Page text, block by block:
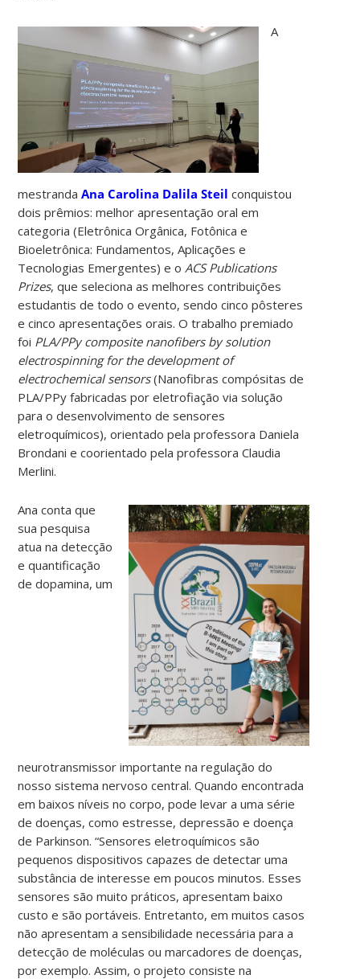
A
mestrandaAna Carolina Dalila Steil conquistou
dois prêmios: melhor apresentação oral em
categoria (Eletrônica Orgânica, Fotônica e
Bioeletrônica: Fundamentos, Aplicações e
Tecnologias Emergentes) e o ACS Publications
Prizes, que seleciona as melhores contribuições
estudantis de todo o evento, sendo cinco pôsteres
e cinco apresentações orais. O trabalho premiado
foi PLA/PPy composite nanofibers by solution
electrospinning for the development of
electrochemical sensors(Nanofibras compósitas de
PLA/PPy fabricadas por eletrofiação via solução
para o desenvolvimento de sensores
eletroquímicos), orientado pela professora Daniela
Brondani e coorientado pela professora Claudia
Merlini.
Ana conta que
sua pesquisa
atua na detecção
e quantificação
de dopamina, um
neurotransmissor importante na regulação do
nosso sistema nervoso central. Quando encontrada
em baixos níveis no corpo, pode levar a uma série
de doenças, como estresse, depressão e doença
de Parkinson. “Sensores eletroquímicos são
pequenos dispositivos capazes de detectar uma
substância de interesse em poucos minutos. Esses
sensores são muito práticos, apresentam baixo
custo e são portáveis. Entretanto, em muitos casos
não apresentam a sensibilidade necessária para a
detecção de moléculas ou marcadores de doenças,
por exemplo. Assim, o projeto consiste na